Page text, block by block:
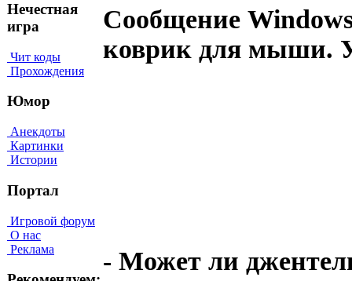
Нечестная
игра
Чит коды
Прохождения
Юмор
Анекдоты
Картинки
Истории
Портал
Игровой форум
О нас
Реклама
Сообщение
коврик для мыши.
- Может ли